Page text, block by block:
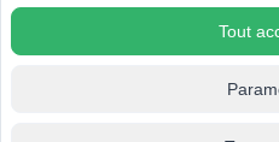
Tout
PC et tablette reconditionnés /